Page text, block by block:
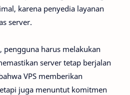
karena penyedia layanan
server.
pengguna harus melakukan
server tetap berjalan
VPS memberikan
juga menuntut komitmen